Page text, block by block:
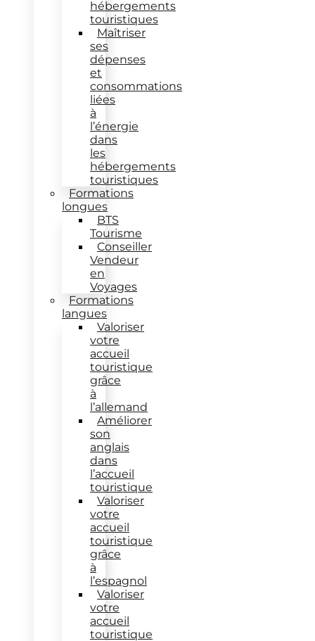
hébergements
touristiques
Maîtriser
ses
dépenses
et
consommations
liées
à
l’énergie
dans
les
hébergements
touristiques
Formations
longues
BTS
Tourisme
Conseiller
Vendeur
en
Voyages
Formations
langues
Valoriser
votre
accueil
touristique
grâce
à
l’allemand
Améliorer
son
anglais
dans
l’accueil
touristique
Valoriser
votre
accueil
touristique
grâce
à
l’espagnol
Valoriser
votre
accueil
touristique